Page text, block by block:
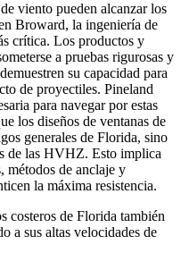
viento pueden alcanzar los
Broward, la ingeniería de
crítica. Los productos y
a pruebas rigurosas y
su capacidad para
de proyectiles. Pineland
para navegar por estas
los diseños de ventanas de
generales de Florida, sino
de las HVHZ. Esto implica
métodos de anclaje y
la máxima resistencia.
costeros de Florida también
a sus altas velocidades de